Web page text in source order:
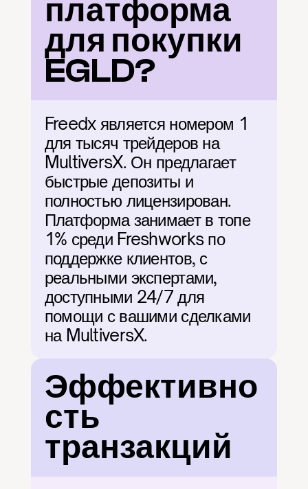
платформа
для покупки
EGLD?
Freedx является номером 1
для тысяч трейдеров на
MultiversX. Он предлагает
быстрые депозиты и
полностью лицензирован.
Платформа занимает в топе
1% среди Freshworks по
поддержке клиентов, с
реальными экспертами,
доступными 24/7 для
помощи с вашими сделками
на MultiversX.
Эффективно
сть
транзакций